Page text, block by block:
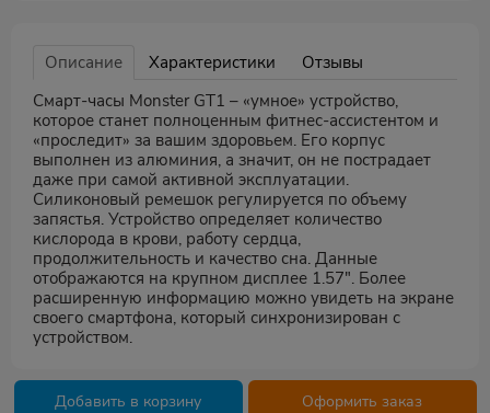
Описание Характеристики
Отзывы
Смарт-часы Monster GT1 – «умное» устройство,
которое станет полноценным фитнес-ассистентом и
«проследит» за вашим здоровьем. Его корпус
выполнен из алюминия, а значит, он не пострадает
даже при самой активной эксплуатации.
Силиконовый ремешок регулируется по объему
запястья. Устройство определяет количество
кислорода в крови, работу сердца,
продолжительность и качество сна. Данные
отображаются на крупном дисплее 1.57". Более
расширенную информацию можно увидеть на экране
своего смартфона, который синхронизирован с
устройством.
Добавить в корзину Оформить заказ